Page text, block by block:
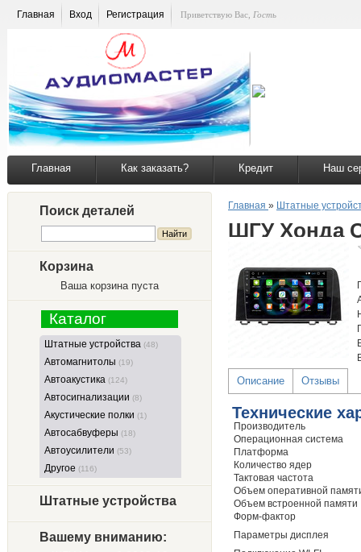
Главная Вход Регистрация Приветствую Вас Гость
Главная Как заказать? Кредит Наш
Поиск деталей
Корзина
Ваша корзина пуста
Каталог
Штатные устройства (48)
Автомагнитолы (19)
Автоакустика (124)
Автосигнализации (8)
Акустические полки (1)
Автосабвуферы (18)
Автоусилители (53)
Другое (116)
Штатные устройства
Вашему вниманию:
Главная » Штатные
ШГУ Хонда
Описание Отзывы
Технические
Производитель
Операционная система
Платформа
Количество ядер
Тактовая частота
Объем оперативной
Объем встроенной памяти
Форм-фактор
Параметры дисплея